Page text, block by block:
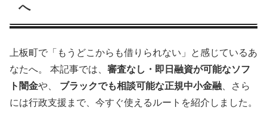
へ
上板町で「もうどこからも借りられない」と感じているあ
なたへ。 本記事では、 審査なし・即日融資が可能なソフ
ト闇金や、 ブラックでも相談可能な正規中小金融 、さら
には行政支援まで、今すぐ使えるルートを紹介しました。